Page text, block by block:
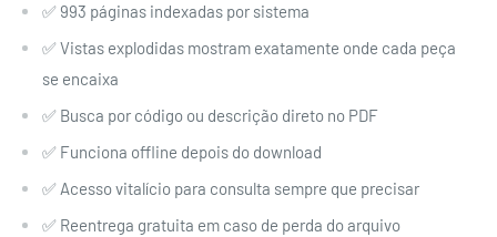
✅ 993 páginas indexadas por sistema
✅ Vistas explodidas mostram exatamente onde cada peça
se encaixa
✅ Busca por código ou descrição direto no PDF
✅ Funciona offline depois do download
✅ Acesso vitalício para consulta sempre que precisar
✅ Reentrega gratuita em caso de perda do arquivo